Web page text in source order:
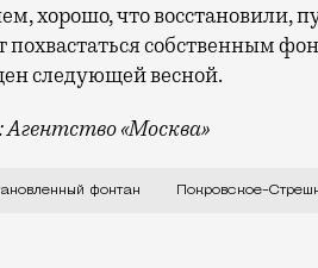
хорошо, что восстановили,
собственным
следующей весной.
«Москва»
серьезно изменили
фонтан Покровское-